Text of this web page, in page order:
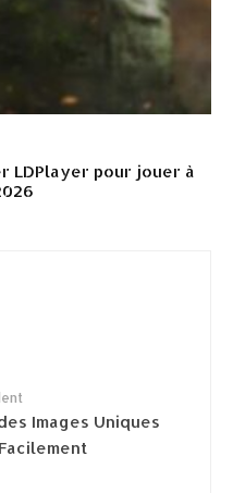
LDPlayer pour jouer à
Images Uniques